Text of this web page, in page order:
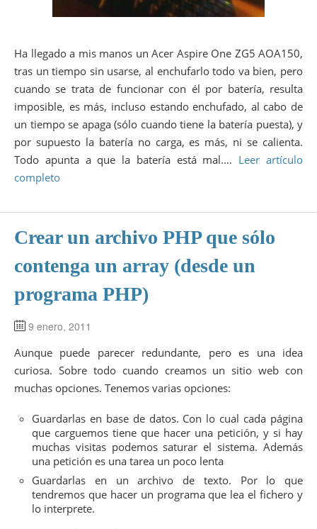
Ha llegado a mis manos un Acer Aspire One ZG5 AOA150,
tras un tiempo sin usarse, al enchufarlo todo va bien, pero
cuando se trata de funcionar con él por batería, resulta
imposible, es más, incluso estando enchufado, al cabo de
un tiempo se apaga (sólo cuando tiene la batería puesta), y
por supuesto la batería no carga, es más, ni se calienta.
Todo apunta a que la batería está mal.… Leer artículo
completo
Crear un archivo PHP que sólo
contenga un array (desde un
programa PHP)
9 enero, 2011
Aunque puede parecer redundante, pero es una idea
curiosa. Sobre todo cuando creamos un sitio web con
muchas opciones. Tenemos varias opciones:
Guardarlas en base de datos. Con lo cual cada página
que carguemos tiene que hacer una petición, y si hay
muchas visitas podemos saturar el sistema. Además
una petición es una tarea un poco lenta
Guardarlas en un archivo de texto. Por lo que
tendremos que hacer un programa que lea el fichero y
lo interprete.